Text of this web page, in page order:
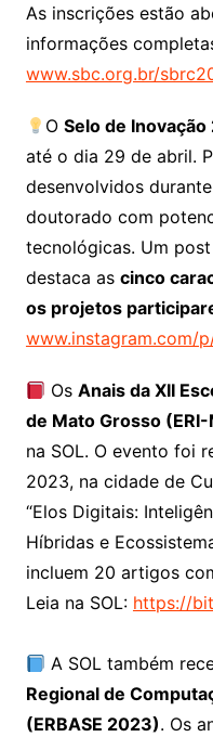
As inscrições estão
informações
www.sbc.org.br/
OSelo de
até o dia 29 de abril.
desenvolvidos
doutorado com
tecnológicas. Um
destaca as cinco
os projetos
www.instagram.com/
OsAnais da XII
de Mato Grosso
na SOL. O evento foi
2023, na cidade de
“Elos Digitais:
Híbridas e
incluem 20 artigos
Leia na SOL: https://
A SOL também
Regional de
(ERBASE 2023). Os